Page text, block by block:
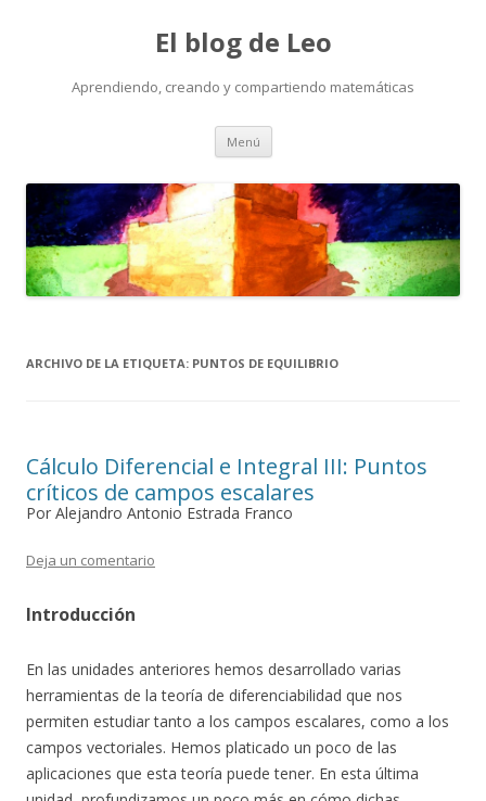
El blog de Leo
Aprendiendo, creando y compartiendo matemáticas
Menú Saltar
contenido
ARCHIVO DE LA ETIQUETA: PUNTOS DE EQUILIBRIO
Cálculo Diferencial e Integral III: Puntos
críticos de campos escalares
Por Alejandro Antonio Estrada Franco
Deja un comentario
Introducción
En las unidades anteriores hemos desarrollado varias
herramientas de la teoría de diferenciabilidad que nos
permiten estudiar tanto a los campos escalares, como a los
campos vectoriales. Hemos platicado un poco de las
aplicaciones que esta teoría puede tener. En esta última